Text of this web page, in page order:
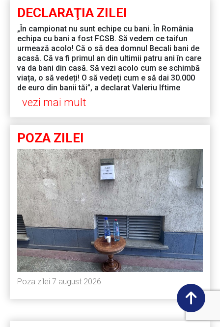
DECLARAŢIA ZILEI
„În campionat nu sunt echipe cu bani. În România
echipa cu bani a fost FCSB. Să vedem ce taifun
urmează acolo! Că o să dea domnul Becali bani de
acasă. Că va fi primul an din ultimii patru ani în care
va da bani din casă. Să vezi acolo cum se schimbă
viața, o să vedeți! O să vedeți cum e să dai 30.000
de euro din banii tăi”, a declarat Valeriu Iftime
vezi mai mult
POZA ZILEI
Poza zilei 7 august 2026